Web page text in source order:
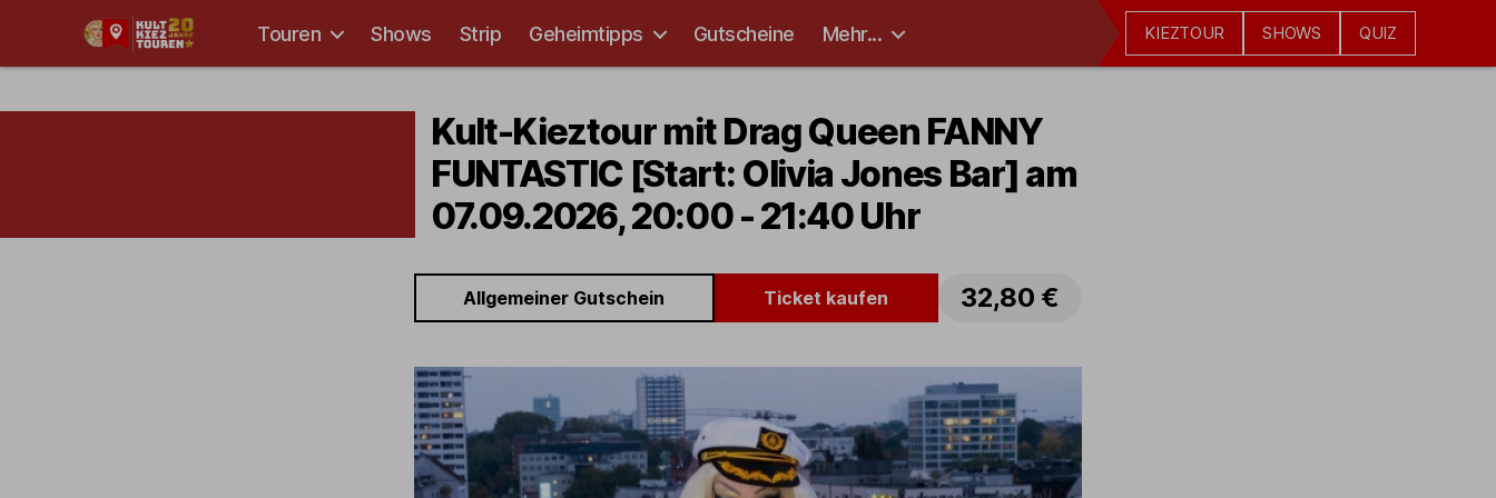
Kult-
Touren Shows Strip Geheimtipps Gutscheine Mehr... KIEZTOUR SHOWS QUIZ
Kult-Kieztour mit Drag Queen FANNY
FUNTASTIC [Start: Olivia Jones Bar] am
07.09.2026, 20:00 - 21:40 Uhr
Allgemeiner Gutschein Ticket kaufen 32,80 €